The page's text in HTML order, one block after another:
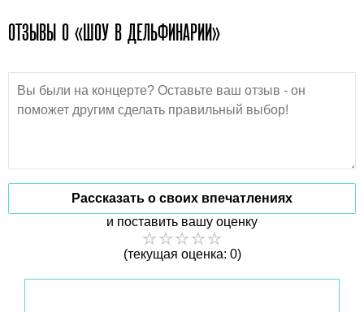
ОТЗЫВЫ О «ШОУ В ДЕЛЬФИНАРИИ»
Рассказать о своих впечатлениях
и поставить вашу оценку
(текущая оценка: 0)